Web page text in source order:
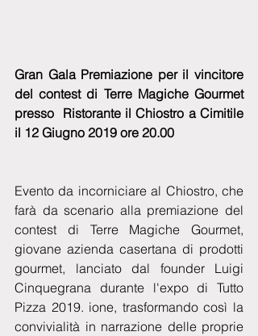
Gran Gala Premiazione per il vincitore
del contest di Terre Magiche Gourmet
presso  Ristorante il Chiostro a Cimitile
il 12 Giugno 2019 ore 20.00
Evento da incorniciare al Chiostro, che
farà da scenario alla premiazione del
contest di Terre Magiche Gourmet,
giovane azienda casertana di prodotti
gourmet, lanciato dal founder Luigi
Cinquegrana durante l'expo di Tutto
Pizza 2019. ione, trasformando così la
convivialità in narrazione delle proprie